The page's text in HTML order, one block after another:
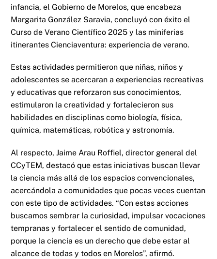
infancia, el Gobierno de Morelos, que encabeza
Margarita González Saravia, concluyó con éxito el
Curso de Verano Científico 2025 y las miniferias
itinerantes Cienciaventura: experiencia de verano.
Estas actividades permitieron que niñas, niños y
adolescentes se acercaran a experiencias recreativas
y educativas que reforzaron sus conocimientos,
estimularon la creatividad y fortalecieron sus
habilidades en disciplinas como biología, física,
química, matemáticas, robótica y astronomía.
Al respecto, Jaime Arau Roffiel, director general del
CCyTEM, destacó que estas iniciativas buscan llevar
la ciencia más allá de los espacios convencionales,
acercándola a comunidades que pocas veces cuentan
con este tipo de actividades. “Con estas acciones
buscamos sembrar la curiosidad, impulsar vocaciones
tempranas y fortalecer el sentido de comunidad,
porque la ciencia es un derecho que debe estar al
alcance de todas y todos en Morelos”, afirmó.